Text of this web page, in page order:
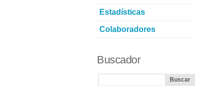
Estadísticas
Colaboradores
Buscador